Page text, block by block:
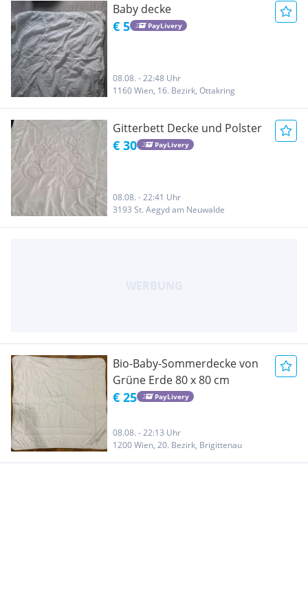
Baby decke
€ 5 PayLivery
08.08. - 22:48 Uhr
1160 Wien, 16. Bezirk, Ottakring
Gitterbett Decke und Polster
€ 30 PayLivery
08.08. - 22:41 Uhr
3193 St. Aegyd am Neuwalde
Bio-Baby-Sommerdecke von
Grüne Erde 80 x 80 cm
€ 25 PayLivery
08.08. - 22:13 Uhr
1200 Wien, 20. Bezirk, Brigittenau